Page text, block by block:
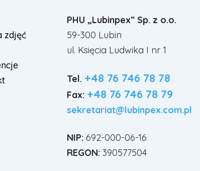
zdjęć
PHU „Lubinpex” Sp. z o.o.
59-300 Lubin
ul. Księcia Ludwika I nr 1
Tel. +48 76 746 78 78
Fax: +48 76 746 78 79
sekretariat@lubinpex.com.pl
NIP: 692-000-06-16
REGON: 390577504